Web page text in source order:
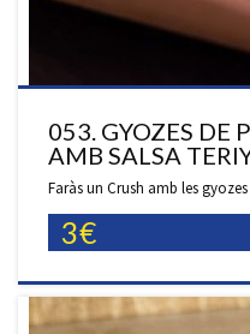
053. GYOZES DE
AMB SALSA
Faràs un Crush amb les gyozes
3€